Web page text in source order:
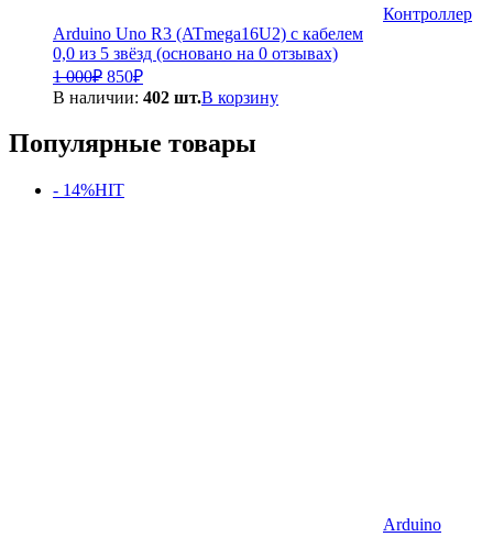
Контроллер
Arduino Uno R3 (ATmega16U2) с кабелем
0,0 из 5 звёзд (основано на 0 отзывах)
1 000₽ Первоначальная
цена
000₽.
850₽Текущая
цена:
В наличии: 402 шт.В корзину
Популярные товары
- 14%HIT
Arduino